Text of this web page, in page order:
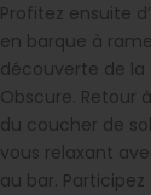
Profitez ensuite
en barque à
découverte de
Obscure. Retour
du coucher de
vous relaxant
au bar. Participez